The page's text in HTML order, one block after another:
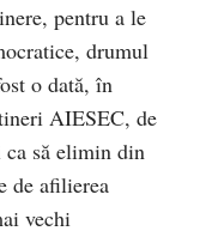
pentru a le
drumul
o dată, în
AIESEC, de
ca să elimin din
de afilierea
vechi